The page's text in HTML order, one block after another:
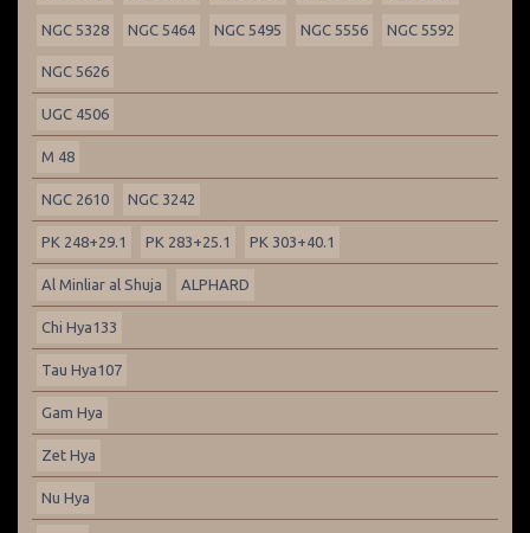
NGC 5328 NGC 5464 NGC 5495 NGC 5556 NGC 5592
NGC 5626
UGC 4506
M 48
NGC 2610 NGC 3242
PK 248+29.1 PK 283+25.1 PK 303+40.1
Al Minliar al Shuja ALPHARD
Chi Hya133
Tau Hya107
Gam Hya
Zet Hya
Nu Hya